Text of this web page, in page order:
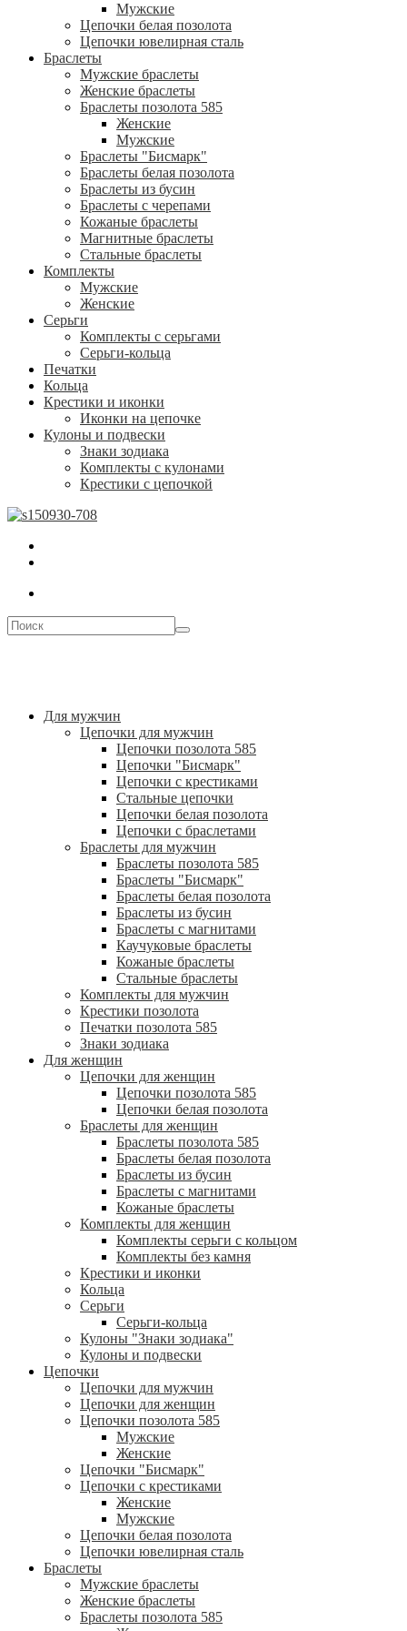
Мужские
Цепочки белая позолота
Цепочки ювелирная сталь
Браслеты
Мужские браслеты
Женские браслеты
Браслеты позолота 585
Женские
Мужские
Браслеты "Бисмарк"
Браслеты белая позолота
Браслеты из бусин
Браслеты с черепами
Кожаные браслеты
Магнитные браслеты
Стальные браслеты
Комплекты
Мужские
Женские
Серьги
Комплекты с серьгами
Серьги-кольца
Печатки
Кольца
Крестики и иконки
Иконки на цепочке
Кулоны и подвески
Знаки зодиака
Комплекты с кулонами
Крестики с цепочкой
Для мужчин
Цепочки для мужчин
Цепочки позолота 585
Цепочки "Бисмарк"
Цепочки с крестиками
Стальные цепочки
Цепочки белая позолота
Цепочки с браслетами
Браслеты для мужчин
Браслеты позолота 585
Браслеты "Бисмарк"
Браслеты белая позолота
Браслеты из бусин
Браслеты с магнитами
Каучуковые браслеты
Кожаные браслеты
Стальные браслеты
Комплекты для мужчин
Крестики позолота
Печатки позолота 585
Знаки зодиака
Для женщин
Цепочки для женщин
Цепочки позолота 585
Цепочки белая позолота
Браслеты для женщин
Браслеты позолота 585
Браслеты белая позолота
Браслеты из бусин
Браслеты с магнитами
Кожаные браслеты
Комплекты для женщин
Комплекты серьги с кольцом
Комплекты без камня
Крестики и иконки
Кольца
Серьги
Серьги-кольца
Кулоны "Знаки зодиака"
Кулоны и подвески
Цепочки
Цепочки для мужчин
Цепочки для женщин
Цепочки позолота 585
Мужские
Женские
Цепочки "Бисмарк"
Цепочки с крестиками
Женские
Мужские
Цепочки белая позолота
Цепочки ювелирная сталь
Браслеты
Мужские браслеты
Женские браслеты
Браслеты позолота 585